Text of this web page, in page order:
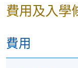
費用及入學
費用